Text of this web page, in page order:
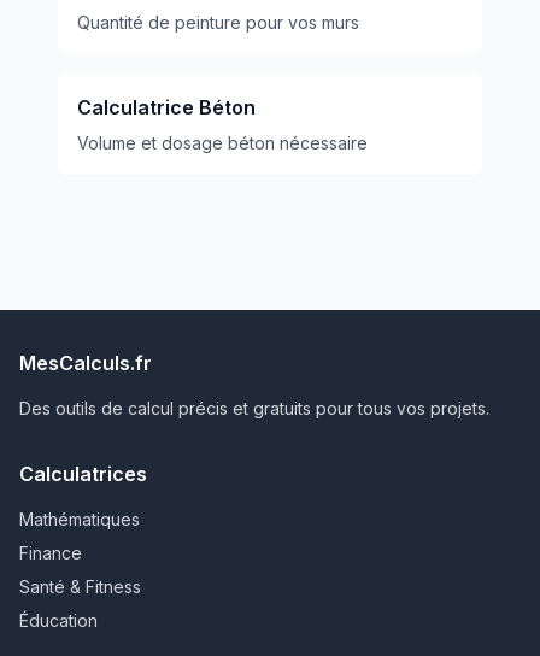
Quantité de peinture pour vos murs
Calculatrice Béton
Volume et dosage béton nécessaire
MesCalculs.fr
Des outils de calcul précis et gratuits pour tous vos projets.
Calculatrices
Mathématiques
Finance
Santé & Fitness
Éducation